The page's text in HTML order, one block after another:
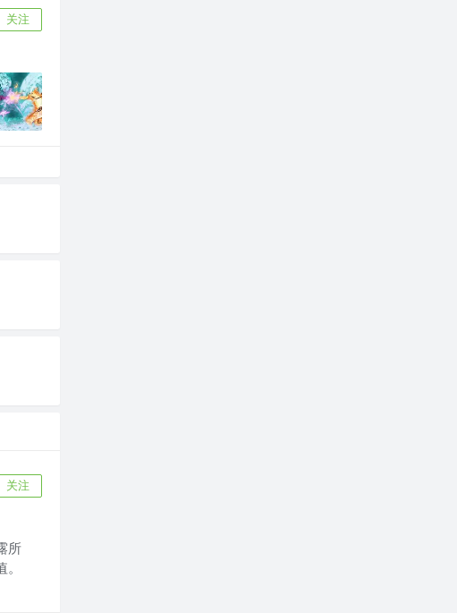
关注
关注
所